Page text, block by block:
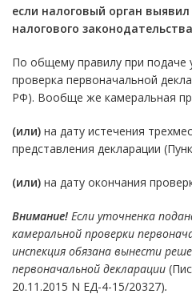
если налоговый орган
налогового
По общему правилу при подаче
проверка первоначальной
РФ). Вообще же камеральная
(или) на дату истечения
представления декларации
(или) на дату окончания
Внимание! Если уточненка
камеральной проверки
инспекция обязана вынести
первоначальной декларации
20.11.2015 N ЕД-4-15/20327).